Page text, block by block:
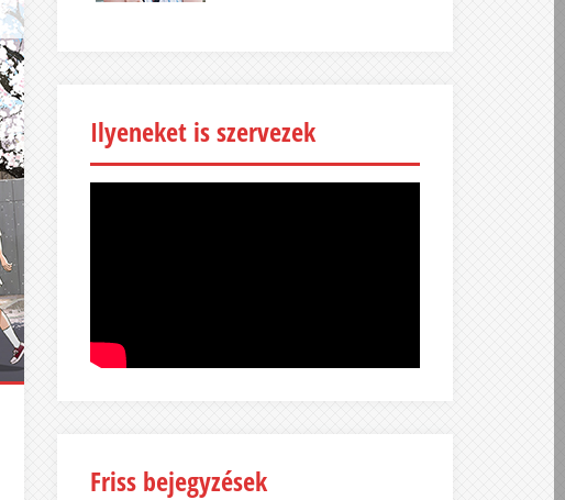
Ilyeneket is szervezek
Friss bejegyzések